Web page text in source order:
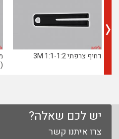
דחיף צרפתי 1:1-1:2 3M
(48.5 / 50 ML )
יש לכם שאלה?
צרו איתנו קשר